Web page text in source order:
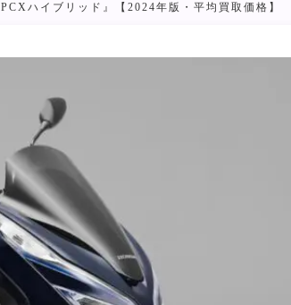
ハイブリッド』【2024年版・平均買取価格】